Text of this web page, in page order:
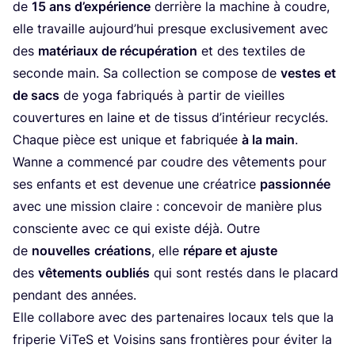
de 15 ans d’ex­pé­rience der­rière la machine à coudre,
elle tra­vaille aujourd’­hui presque exclu­si­ve­ment avec
des maté­riaux de récu­pé­ra­tion et des tex­tiles de
seconde main. Sa col­lec­tion se com­pose de vestes et
de sacs de yoga fabri­qués à par­tir de vieilles
cou­ver­tures en laine et de tis­sus d’in­té­rieur recy­clés.
Chaque pièce est unique et fabri­quée à la main.
Wanne a com­men­cé par coudre des vête­ments pour
ses enfants et est deve­nue une créa­trice pas­sion­née
avec une mis­sion claire : conce­voir de manière plus
consciente avec ce qui existe déjà. Outre
de nou­velles créa­tions, elle répare et ajuste
des vête­ments oubliés qui sont res­tés dans le pla­card
pen­dant des années.
Elle col­la­bore avec des par­te­naires locaux tels que la
fri­pe­rie ViTeS et Voi­sins sans fron­tières pour évi­ter la